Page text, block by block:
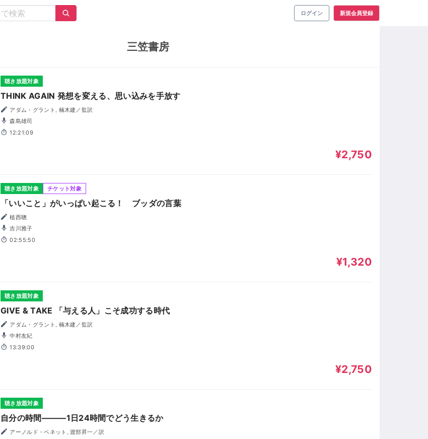
ログイン 新規会員登録
三笠書房
聴き放題対象
THINK AGAIN 発想を変える、思い込みを手放す
アダム・グラント, 楠木建／監訳
森島雄司
12:21:09
¥2,750
聴き放題対象 チケット対象
「いいこと」がいっぱい起こる！ ブッダの言葉
植西聰
吉川雅子
02:55:50
¥1,320
聴き放題対象
GIVE & TAKE 「与える人」こそ成功する時代
アダム・グラント, 楠木建／監訳
中村友紀
13:39:00
¥2,750
聴き放題対象
自分の時間―――1日24時間でどう生きるか
アーノルド・ベネット, 渡部昇一／訳